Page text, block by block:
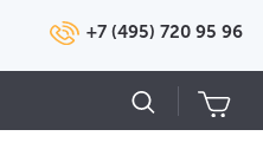
+7 (495) 720 95 96